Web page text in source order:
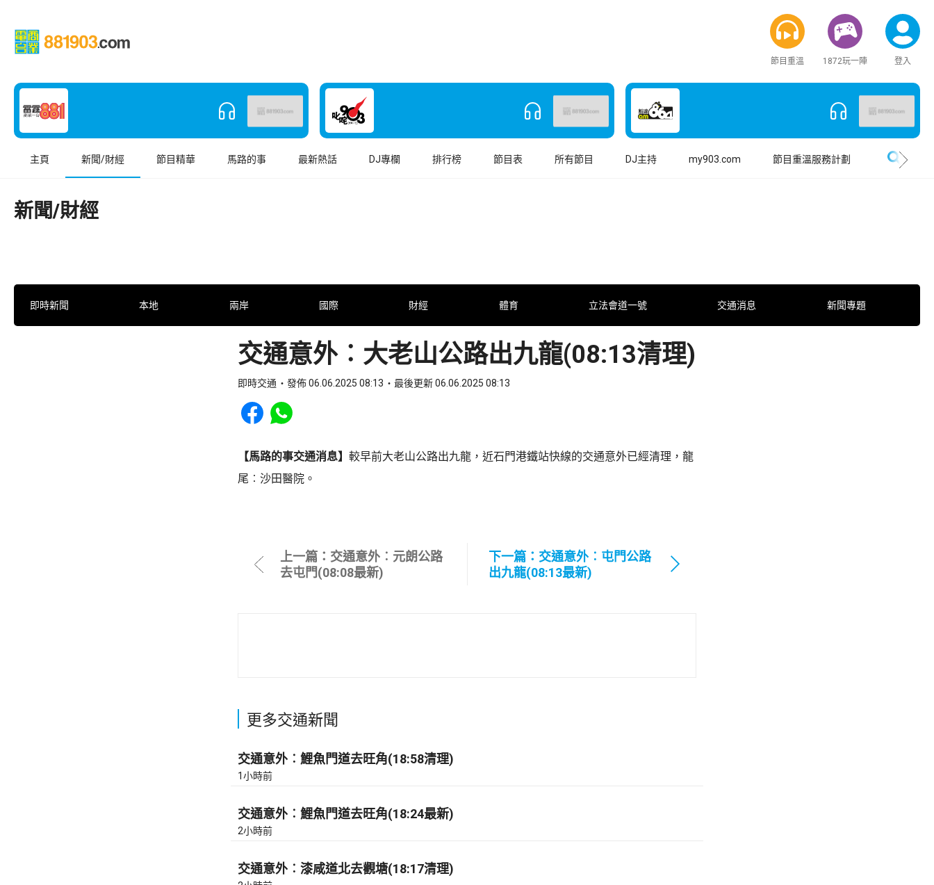
節目重溫 1872玩一陣 登入
主頁 新聞/財經 節目精華 馬路的事 最新熱話 DJ專欄 排行榜 節目表 所有節目 DJ主持 my903.com 節目重溫服務計劃
新聞/財經
即時新聞 本地 兩岸 國際 財經 體育 立法會道一號 交通消息 新聞專題
交通意外︰大老山公路出九龍(08:13清理)
即時交通 發佈 06.06.2025 08:13 最後更新 06.06.2025 08:13
Share to Facebook
Share to WhatsApp
【馬路的事交通消息】 較早前大老山公路出九龍，近石門港鐵站快線的交通意外已經清理，龍
尾︰沙田醫院。
上一篇：交通意外︰元朗公路
去屯門(08:08最新)
下一篇：交通意外︰屯門公路
出九龍(08:13最新)
更多交通新聞
交通意外︰鯉魚門道去旺角(18:58清理)
1小時前
交通意外︰鯉魚門道去旺角(18:24最新)
2小時前
交通意外︰漆咸道北去觀塘(18:17清理)